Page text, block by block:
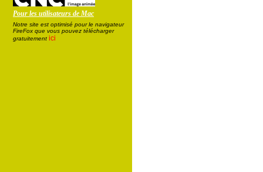
Pour les utilisateurs de Mac
Notre site est optimisé pour le navigateur
FireFox que vous pouvez télécharger
gratuitement ici